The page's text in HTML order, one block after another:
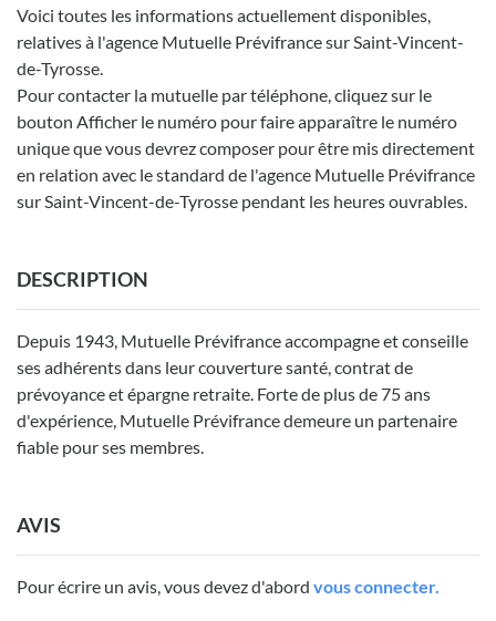
Voici toutes les informations actuellement disponibles,
relatives à l'agence Mutuelle Prévifrance sur Saint-Vincent-
de-Tyrosse.
Pour contacter la mutuelle par téléphone, cliquez sur le
bouton Afficher le numéro pour faire apparaître le numéro
unique que vous devrez composer pour être mis directement
en relation avec le standard de l'agence Mutuelle Prévifrance
sur Saint-Vincent-de-Tyrosse pendant les heures ouvrables.
DESCRIPTION
Depuis 1943, Mutuelle Prévifrance accompagne et conseille
ses adhérents dans leur couverture santé, contrat de
prévoyance et épargne retraite. Forte de plus de 75 ans
d'expérience, Mutuelle Prévifrance demeure un partenaire
fiable pour ses membres.
AVIS
Pour écrire un avis, vous devez d'abord vous connecter.